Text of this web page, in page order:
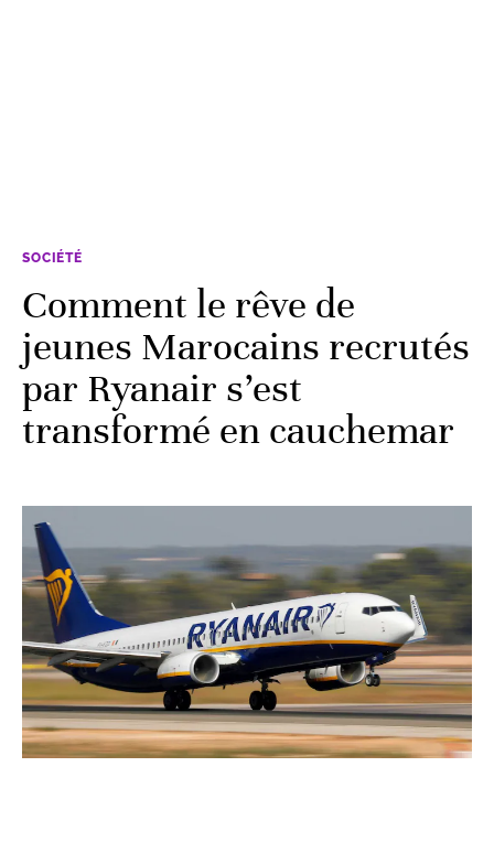
SOCIÉTÉ
Comment le rêve de
jeunes Marocains recrutés
par Ryanair s’est
transformé en cauchemar